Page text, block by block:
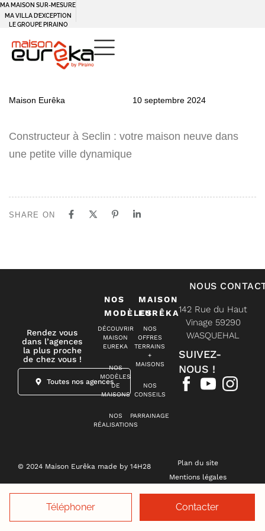
Téléphoner Contacter
MA MAISON SUR-MESURE
MA VILLA D’EXCEPTION
LE GROUPE PIRAINO
IN:
Maison Eurêka
on:
10 septembre 2024
Constructeur à Seclin : votre maison neuve dans
une petite ville dynamique
SHARE ON
Rendez vous
dans l’agences
la plus proche
de chez vous !
Toutes nos agences
NOS
MODÈLES
DÉCOUVRIR
MAISON
EUREKA
NOS
MODÈLES
DE
MAISONS
NOS
RÉALISATIONS
MAISON
EURÊKA
NOS
OFFRES
TERRAINS
+
MAISONS
NOS
CONSEILS
PARRAINAGE
NOUS
142 Rue du Haut
Vinage 59290
WASQUEHAL
SUIVEZ-
NOUS !
© 2024 Maison Eurêka made by 14H28
Plan du site
Mentions légales
Gestion des cookies